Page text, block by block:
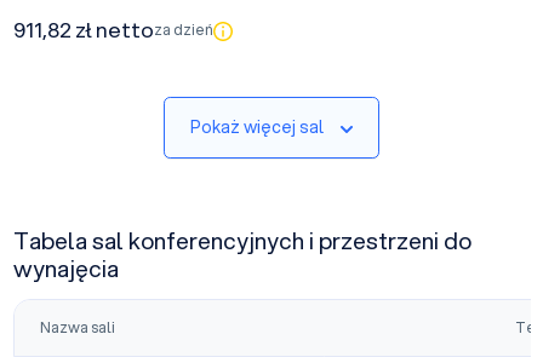
911,82 zł nettoza dzień
Pokaż więcej sal
Tabela sal konferencyjnych i przestrzeni do
wynajęcia
Nazwa sali